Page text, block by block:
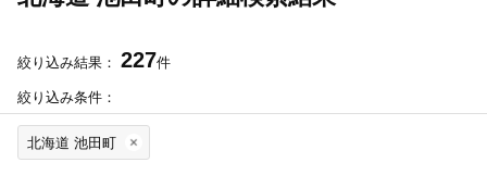
絞り込み結果： 227件
絞り込み条件：
北海道 池田町